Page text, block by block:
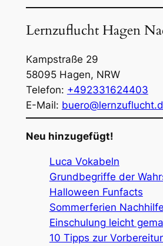
Lernzuflucht Hagen
Kampstraße 29
58095Hagen, NRW
Telefon: +492331624403
E-Mail:
Neu hinzugefügt!
Luca Vokabeln
Grundbegriffe der
Halloween Funfacts
Sommerferien
Einschulung leicht
10 Tipps zur